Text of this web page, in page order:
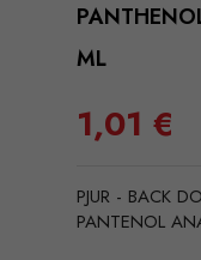
ML
1,01 €
PJUR - BACK
PANTENOL